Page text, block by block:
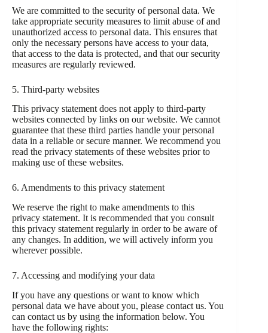
We are committed to the security of personal data. We
take appropriate security measures to limit abuse of and
unauthorized access to personal data. This ensures that
only the necessary persons have access to your data,
that access to the data is protected, and that our security
measures are regularly reviewed.
5. Third-party websites
This privacy statement does not apply to third-party
websites connected by links on our website. We cannot
guarantee that these third parties handle your personal
data in a reliable or secure manner. We recommend you
read the privacy statements of these websites prior to
making use of these websites.
6. Amendments to this privacy statement
We reserve the right to make amendments to this
privacy statement. It is recommended that you consult
this privacy statement regularly in order to be aware of
any changes. In addition, we will actively inform you
wherever possible.
7. Accessing and modifying your data
If you have any questions or want to know which
personal data we have about you, please contact us. You
can contact us by using the information below. You
have the following rights: